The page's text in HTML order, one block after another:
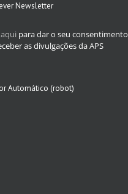
Newsletter
para dar o seu consentimento
as divulgações da APS
Automático (robot)